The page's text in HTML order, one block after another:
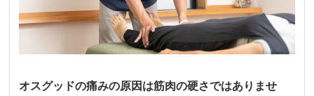
オスグッドの痛みの原因は筋肉の硬さではありませ